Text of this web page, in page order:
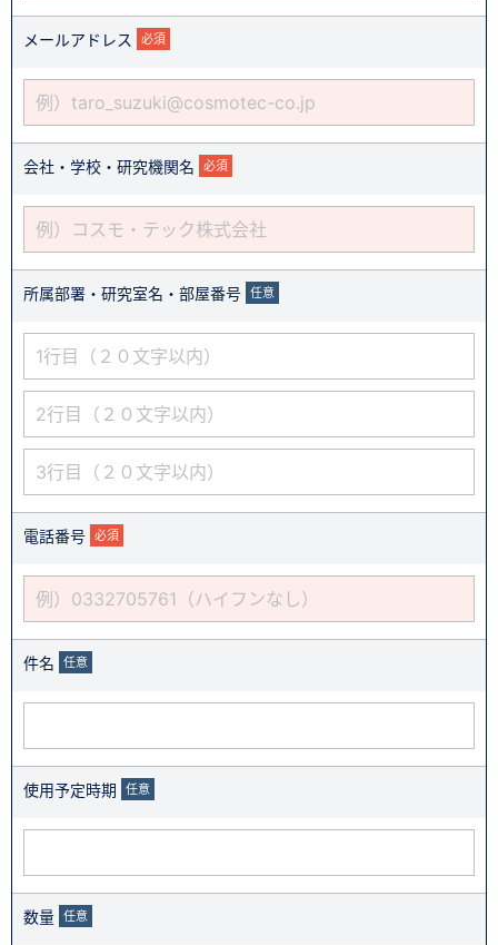
メールアドレス 必須
会社・学校・研究機関名 必須
所属部署・研究室名・部屋番号 任意
電話番号 必須
件名 任意
使用予定時期 任意
数量 任意